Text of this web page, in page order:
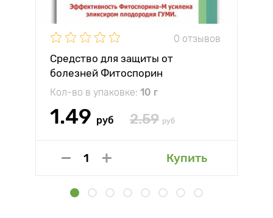
0 отзывов
Средство для защиты от
болезней Фитоспорин
Кол-во в упаковке: 10 г
1.49 руб 2.59 руб
Купить